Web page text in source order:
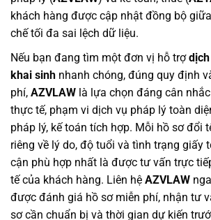
khách hàng được cập nhật đồng bộ
chế tối đa sai lệch dữ liệu.
Nếu bạn đang tìm một đơn vị hỗ trợ
khai sinh nhanh chóng, đúng quy định
phí, AZVLAW là lựa chọn đáng cân
thực tế, phạm vi dịch vụ pháp lý toàn
pháp lý, kế toán tích hợp. Mỗi hồ sơ đổi
riêng về lý do, độ tuổi và tình trạng giấy
cận phù hợp nhất là được tư vấn trực
tế của khách hàng. Liên hệ AZVLAW
được đánh giá hồ sơ miễn phí, nhận tư
sơ cần chuẩn bị và thời gian dự kiến